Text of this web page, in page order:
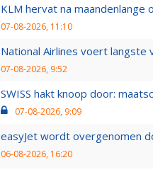
KLM hervat na maandenlange
07-08-2026, 11:10
National Airlines voert
07-08-2026, 9:52
SWISS hakt knoop door:
07-08-2026, 9:09
easyJet wordt overgenomen
06-08-2026, 16:20